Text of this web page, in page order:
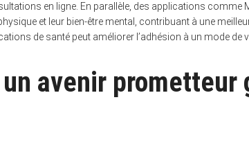
en ligne. En parallèle, des applications comme
et leur bien-être mental, contribuant à une
de santé peut améliorer l’adhésion à un mode de
avenir prometteur